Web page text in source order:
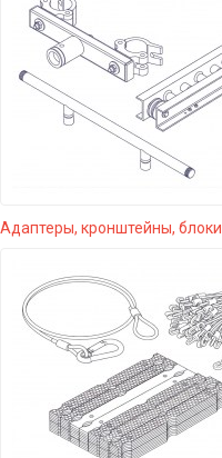
Адаптеры, кронштейны, блоки